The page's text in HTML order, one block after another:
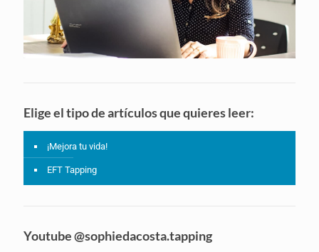
Elige el tipo de artículos que quieres leer:
¡Mejora tu vida!
EFT Tapping
Youtube @sophiedacosta.tapping